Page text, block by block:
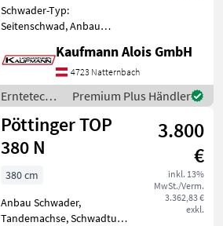
Schwader-Typ:
Seitenschwad, Anbau
Schwadtuch Pöttinger
Eurotop 380 N Gelenkwelle
Tandemachse Tastrad
Dämpfungsstreben Die Fa.
Kaufmann
Kaufmann Alois GmbH
4723 Natternbach
Erntetechnik
Grünland /
Pöttinger
Premium Plus Händler
Pöttinger TOP
380 N
3.800
€
inkl. 13%
MwSt./Verm.
3.362,83 €
exkl.
380 cm
Anbau Schwader,
Tandemachse, Schwadtuch